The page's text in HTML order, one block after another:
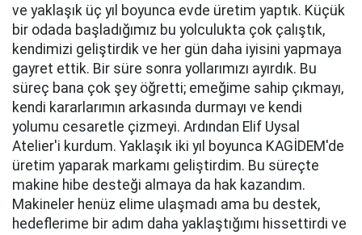
ve yaklaşık üç yıl boyunca evde üretim yaptık. Küçük
bir odada başladığımız bu yolculukta çok çalıştık,
kendimizi geliştirdik ve her gün daha iyisini yapmaya
gayret ettik. Bir süre sonra yollarımızı ayırdık. Bu
süreç bana çok şey öğretti; emeğime sahip çıkmayı,
kendi kararlarımın arkasında durmayı ve kendi
yolumu cesaretle çizmeyi. Ardından Elif Uysal
Atelier'i kurdum. Yaklaşık iki yıl boyunca KAGİDEM'de
üretim yaparak markamı geliştirdim. Bu süreçte
makine hibe desteği almaya da hak kazandım.
Makineler henüz elime ulaşmadı ama bu destek,
hedeflerime bir adım daha yaklaştığımı hissettirdi ve